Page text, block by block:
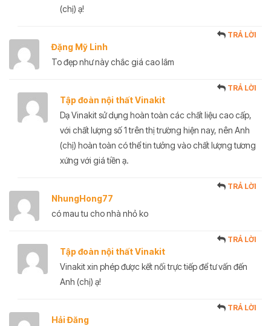
(chị) ạ!
Đặng Mỹ Linh
TRẢ LỜI
To đẹp như này chắc giá cao lắm
Tập đoàn nội thất Vinakit
TRẢ LỜI
Dạ Vinakit sử dụng hoàn toàn các chất liệu cao cấp,
với chất lượng số 1 trên thị trường hiện nay, nên Anh
(chị) hoàn toàn có thể tin tưởng vào chất lượng tương
xứng với giá tiền ạ.
NhungHong77
TRẢ LỜI
có mau tu cho nhà nhỏ ko
Tập đoàn nội thất Vinakit
TRẢ LỜI
Vinakit xin phép được kết nối trực tiếp để tư vấn đến
Anh (chị) ạ!
Hải Đăng
TRẢ LỜI